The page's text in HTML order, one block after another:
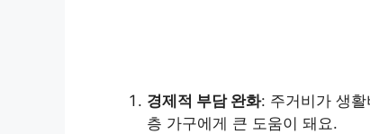
경제적 부담 완화: 주거비가 생
층 가구에게 큰 도움이 돼요.